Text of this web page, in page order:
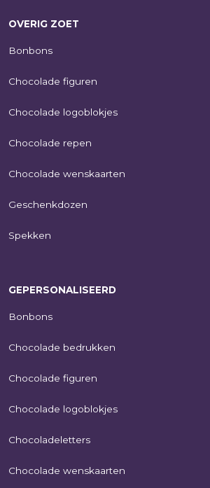
OVERIG ZOET
Bonbons
Chocolade figuren
Chocolade logoblokjes
Chocolade repen
Chocolade wenskaarten
Geschenkdozen
Spekken
GEPERSONALISEERD
Bonbons
Chocolade bedrukken
Chocolade figuren
Chocolade logoblokjes
Chocoladeletters
Chocolade wenskaarten